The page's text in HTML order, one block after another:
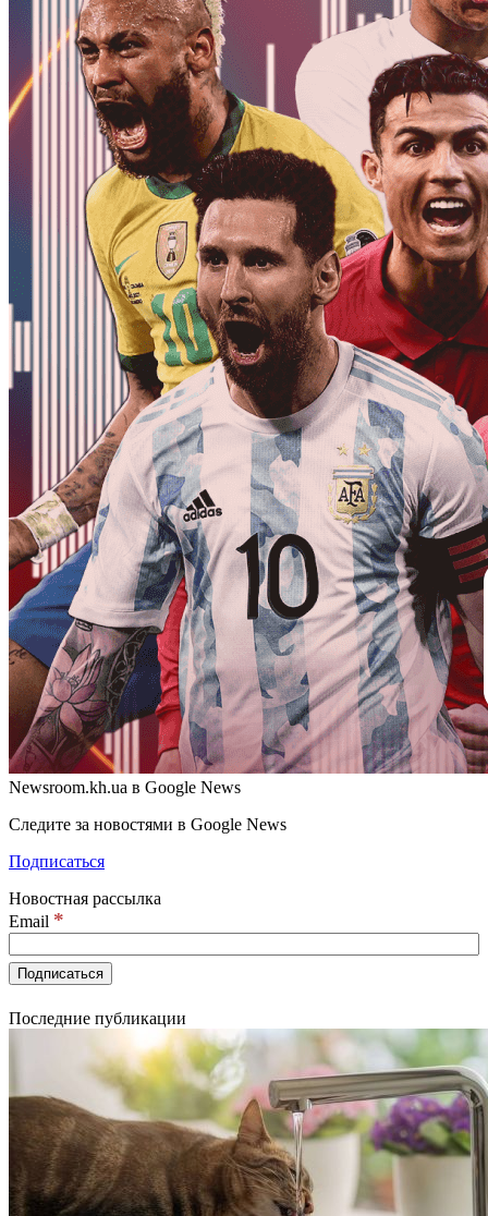
Newsroom.kh.ua в Google News
Следите за новостями в Google News
Подписаться
Новостная рассылка
Email *
Последние публикации